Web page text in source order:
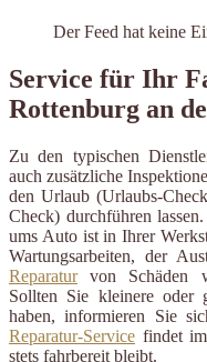
Der Feed hat keine
Service für Ihr
Rottenburg an
Zu den typischen
auch zusätzliche
den Urlaub (Urlaubs-
Check) durchführen
ums Auto ist in Ihrer
Wartungsarbeiten, der
Reparaturvon Schäden
Sollten Sie kleinere oder
haben, informieren Sie
Reparatur-Service findet
stets fahrbereit bleibt.